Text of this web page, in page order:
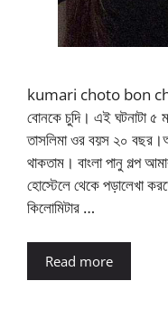
kumari choto bon
বোনকে চুদি। এই ঘটনাটা
তাসলিমা ওর বয়স ২০
থাকতাম। বাংলা পানু গল্প
হোস্টেলে থেকে পড়ালেখা
কিলোমিটার …
Read more